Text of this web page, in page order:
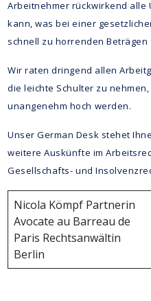
Arbeitnehmer rückwirkend alle
kann, was bei einer
schnell zu horrenden
Wir raten dringend allen
die leichte Schulter zu
unangenehm hoch werden.
Unser German Desk stehet
weitere Auskünfte im
Gesellschafts- und
Nicola Kömpf Partnerin
Avocate au Barreau de
Paris Rechtsanwältin
Berlin